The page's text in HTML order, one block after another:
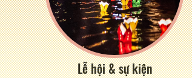
Lễ hội & sự kiện